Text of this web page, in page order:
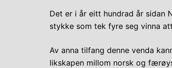
Det er i år eitt hundrad år sidan
stykke som tek fyre seg vinna
Av anna tilfang denne venda
likskapen millom norsk og